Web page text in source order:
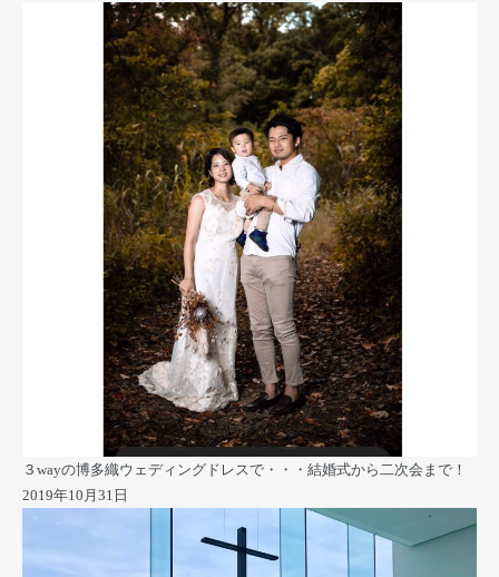
３wayの博多織ウェディングドレスで・・・結婚式から二次会まで！
2019年10月31日